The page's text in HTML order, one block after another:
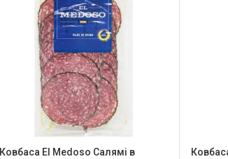
Ковбаса El Medoso Салямі в